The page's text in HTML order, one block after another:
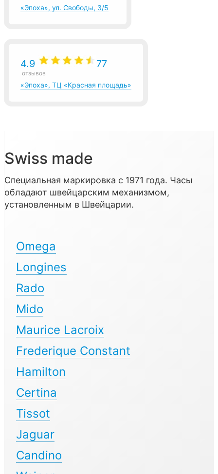
«Эпоха», ул. Свободы, 3/5
4.9 77
отзывов
«Эпоха», ТЦ «Красная площадь»
Swiss made
Специальная маркировка с 1971 года. Часы
обладают швейцарским механизмом,
установленным в Швейцарии.
Omega
Longines
Rado
Mido
Maurice Lacroix
Frederique Constant
Hamilton
Certina
Tissot
Jaguar
Candino